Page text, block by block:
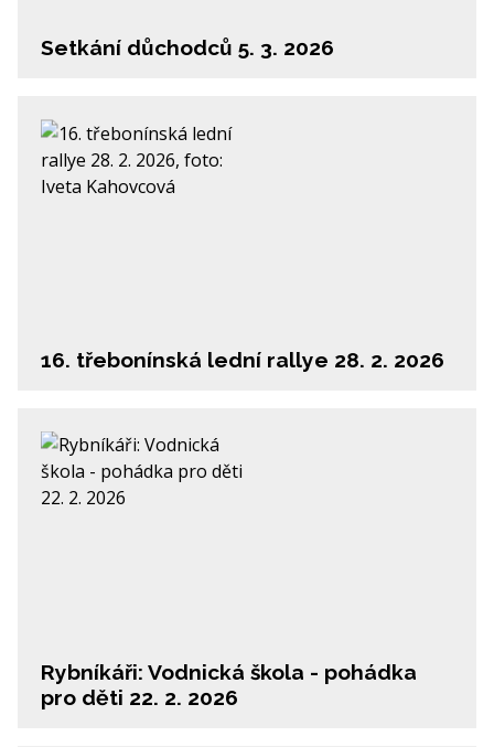
Setkání důchodců 5. 3. 2026
16. třebonínská lední rallye 28. 2. 2026
Rybníkáři: Vodnická škola - pohádka
pro děti 22. 2. 2026